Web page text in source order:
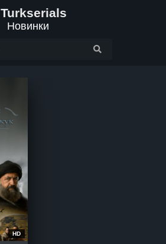
Turkserials
Новинки
HD